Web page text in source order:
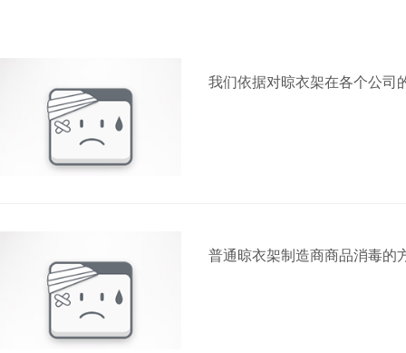
我们依据对晾衣架在各个公司
普通晾衣架制造商商品消毒的